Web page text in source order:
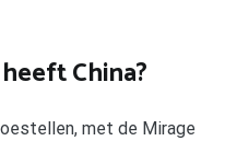
China?
met de Mirage